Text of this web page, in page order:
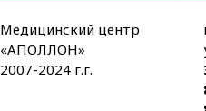
Медицинский центр
«АПОЛЛОН»
2007-2024 г.г.